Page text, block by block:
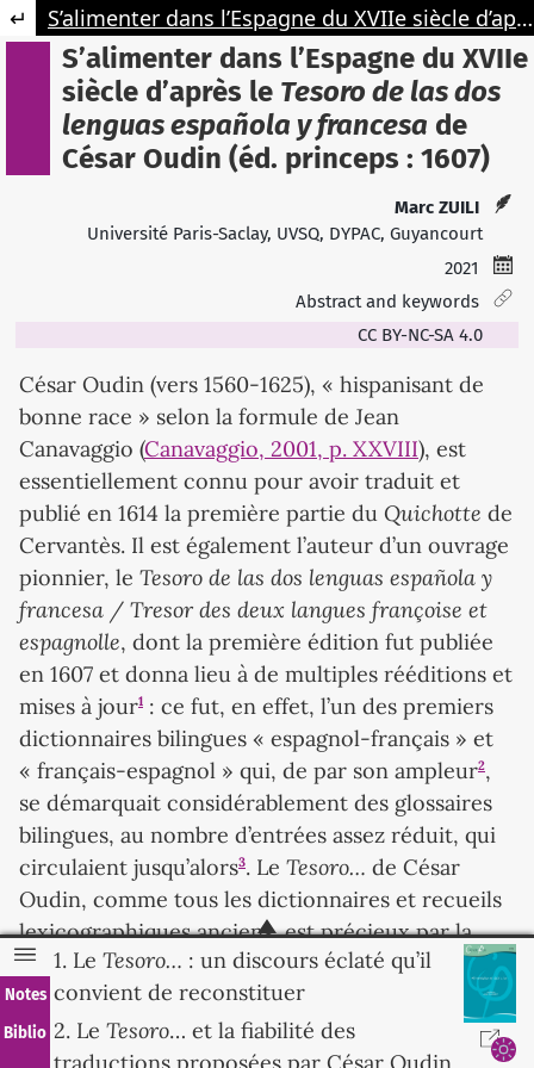
Retourner aux informations sur l'article S’alimenter dans l’Espagne du XVIIe siècle d’après le Tesoro de las dos lenguas española y francesa de César Oudin (éd. princeps : 1607)